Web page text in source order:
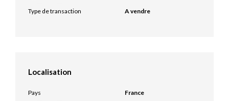
Type de transaction
A vendre
Localisation
Pays France